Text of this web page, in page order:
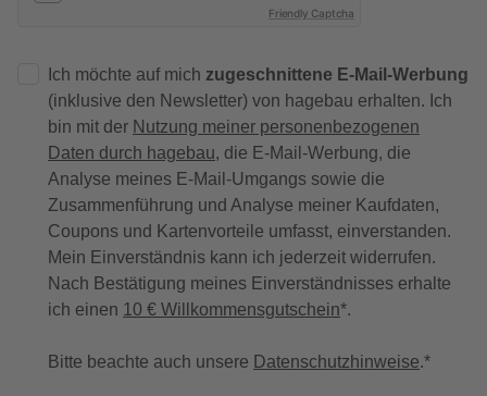
Friendly Captcha
Ich möchte auf mich zugeschnittene E-Mail-Werbung
(inklusive den Newsletter) von hagebau erhalten. Ich
bin mit der Nutzung meiner personenbezogenen
Daten durch hagebau, die E-Mail-Werbung, die
Analyse meines E-Mail-Umgangs sowie die
Zusammenführung und Analyse meiner Kaufdaten,
Coupons und Kartenvorteile umfasst, einverstanden.
Mein Einverständnis kann ich jederzeit widerrufen.
Nach Bestätigung meines Einverständnisses erhalte
ich einen 10 € Willkommensgutschein*.
Bitte beachte auch unsere Datenschutzhinweise.